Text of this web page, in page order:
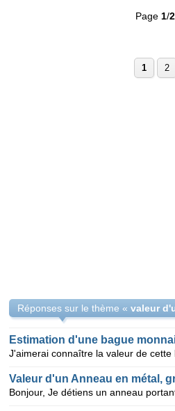
Page 1/2
1 2
Réponses sur le thème «